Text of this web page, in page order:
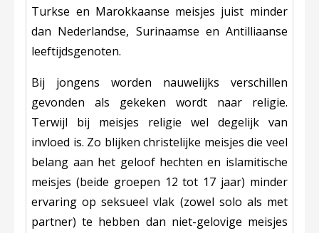
Turkse en Marokkaanse meisjes juist minder
dan Nederlandse, Surinaamse en Antilliaanse
leeftijdsgenoten.
Bij jongens worden nauwelijks verschillen
gevonden als gekeken wordt naar religie.
Terwijl bij meisjes religie wel degelijk van
invloed is. Zo blijken christelijke meisjes die veel
belang aan het geloof hechten en islamitische
meisjes (beide groepen 12 tot 17 jaar) minder
ervaring op seksueel vlak (zowel solo als met
partner) te hebben dan niet-gelovige meisjes